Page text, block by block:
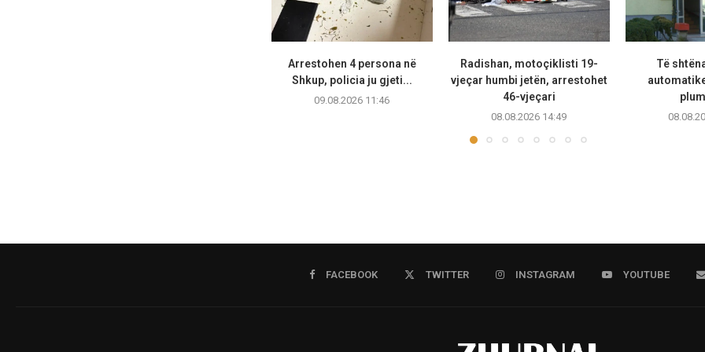
Arrestohen 4 persona në
Shkup, policia ju gjeti...
09.08.2026 11:46
Radishan, motoçiklisti 19-
vjeçar humbi jetën, arrestohet
46-vjeçari
08.08.2026 14:49
Të
FACEBOOK TWITTER INSTAGRAM YOUTUBE